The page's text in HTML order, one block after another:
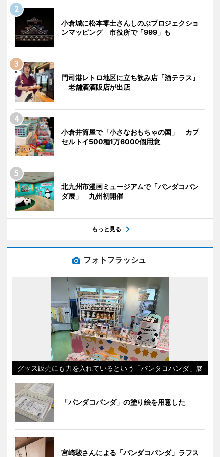
小倉城に松本零士さんしのぶプロジェクショ
ンマッピング 市役所で「999」も
門司港レトロ地区に立ち飲み店「酒テラス」
老舗酒酒販店が出店
小倉井筒屋で「小さなおもちゃの国」 カプ
セルトイ500種1万6000個用意
北九州市漫画ミュージアムで「パンダコパン
ダ展」 九州初開催
もっと見る
フォトフラッシュ
グッズ販売にも力を入れているという「パンダコパンダ」展
「パンダコパンダ」の塗り絵を用意した
宮崎駿さんによる「パンダコパンダ」ラフス